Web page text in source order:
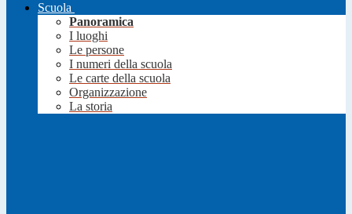
Scuola
Panoramica
I luoghi
Le persone
I numeri della scuola
Le carte della scuola
Organizzazione
La storia